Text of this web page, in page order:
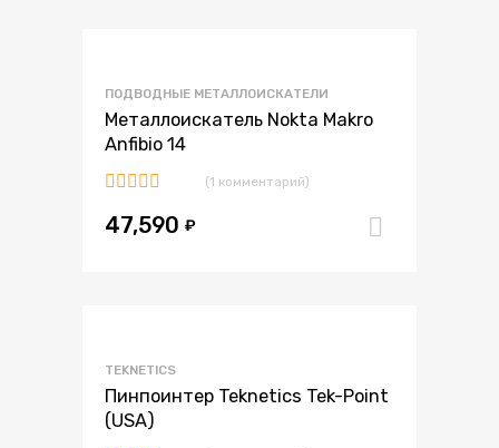
ПОДВОДНЫЕ МЕТАЛЛОИСКАТЕЛИ
Металлоискатель Nokta Makro
Anfibio 14
5.00из 5
(1 комментарий)
47,590 ₽
TEKNETICS
Пинпоинтер Teknetics Tek-Point
(USA)